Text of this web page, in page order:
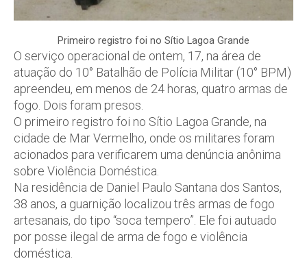
Primeiro registro foi no Sítio Lagoa Grande
O serviço operacional de ontem, 17, na área de
atuação do 10° Batalhão de Polícia Militar (10° BPM)
apreendeu, em menos de 24 horas, quatro armas de
fogo. Dois foram presos.
O primeiro registro foi no Sítio Lagoa Grande, na
cidade de Mar Vermelho, onde os militares foram
acionados para verificarem uma denúncia anônima
sobre Violência Doméstica.
Na residência de Daniel Paulo Santana dos Santos,
38 anos, a guarnição localizou três armas de fogo
artesanais, do tipo “soca tempero”. Ele foi autuado
por posse ilegal de arma de fogo e violência
doméstica.